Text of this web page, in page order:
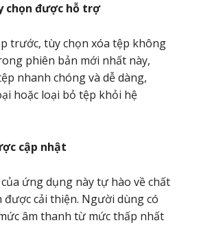
chọn được hỗ trợ
trước, tùy chọn xóa tệp không
phiên bản mới nhất này,
nhanh chóng và dễ dàng,
hoặc loại bỏ tệp khỏi hệ
cập nhật
ứng dụng này tự hào về chất
cải thiện. Người dùng có
âm thanh từ mức thấp nhất